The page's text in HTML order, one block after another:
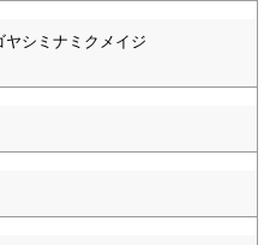
ヤシミナミクメイジ